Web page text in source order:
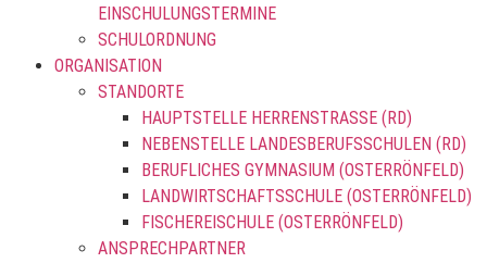
EINSCHULUNGSTERMINE
SCHULORDNUNG
ORGANISATION
STANDORTE
HAUPTSTELLE HERRENSTRASSE (RD)
NEBENSTELLE LANDESBERUFSSCHULEN (RD)
BERUFLICHES GYMNASIUM (OSTERRÖNFELD)
LANDWIRTSCHAFTSSCHULE (OSTERRÖNFELD)
FISCHEREISCHULE (OSTERRÖNFELD)
ANSPRECHPARTNER